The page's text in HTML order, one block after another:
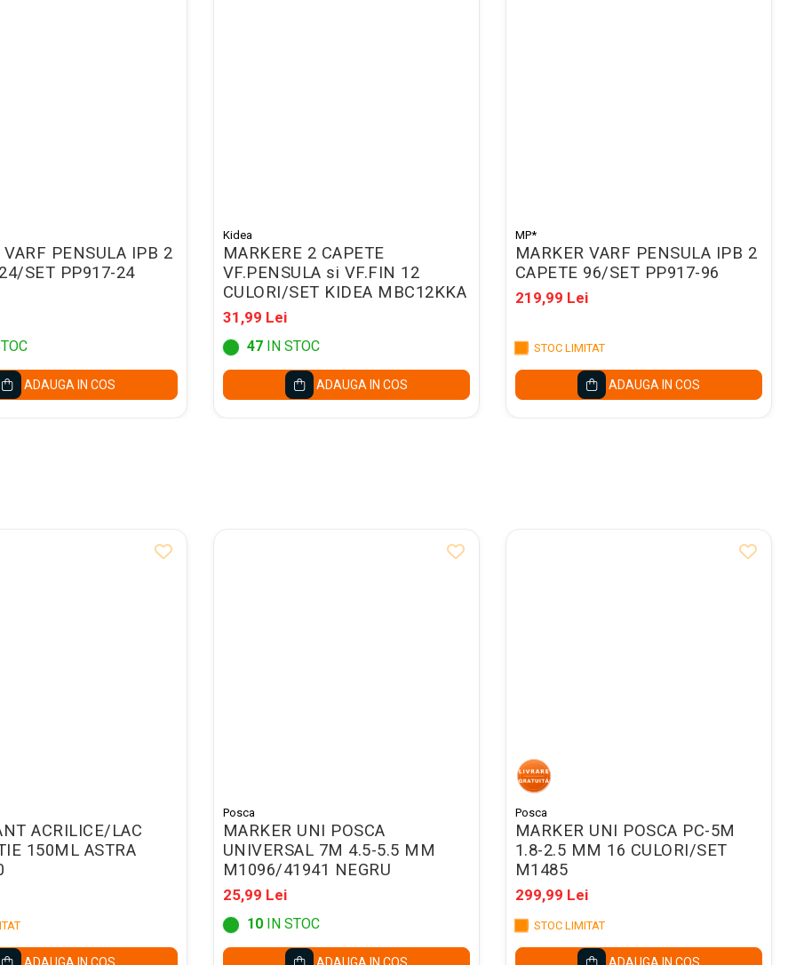
VARF PENSULA IPB 2
SET PP917-24
ADAUGA IN COS
Kidea
MARKERE 2 CAPETE
VF.PENSULA si VF.FIN 12
CULORI/SET KIDEA MBC12KKA
31,99 Lei
47IN STOC
ADAUGA IN COS
MP*
MARKER VARF PENSULA IPB 2
CAPETE 96/SET PP917-96
219,99 Lei
STOC LIMITAT
ADAUGA IN COS
ACRILICE/LAC
150ML ASTRA
Posca
MARKER UNI POSCA
UNIVERSAL 7M 4.5-5.5 MM
M1096/41941 NEGRU
25,99 Lei
10IN STOC
Posca
MARKER UNI POSCA PC-5M
1.8-2.5 MM 16 CULORI/SET
M1485
299,99 Lei
STOC LIMITAT